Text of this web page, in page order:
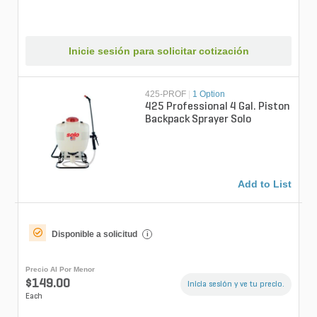
Inicie sesión para solicitar cotización
425-PROF 1 Option
425 Professional 4 Gal. Piston
Backpack Sprayer Solo
Add to List
Disponible a solicitud i
Precio Al Por Menor
$149.00
Each
Inicia sesión y ve tu precio.